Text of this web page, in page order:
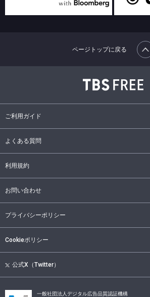
ご利用ガイド
よくある質問
利用規約
お問い合わせ
プライバシーポリシー
Cookieポリシー
公式X（Twitter）
ページトップに戻る
一般社団法人デジタル広告品質認証機構